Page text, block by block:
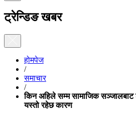
ट्रेन्डिङ खबर
होमपेज
/
समाचार
/
किन अहिले सम्म सामाजिक
यस्तो रहेछ कारण